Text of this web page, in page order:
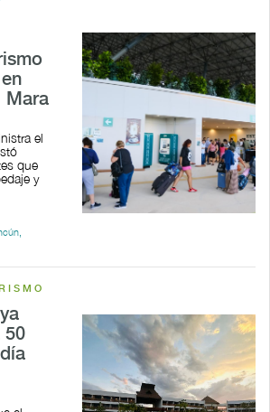
Mara
el
que
y
50